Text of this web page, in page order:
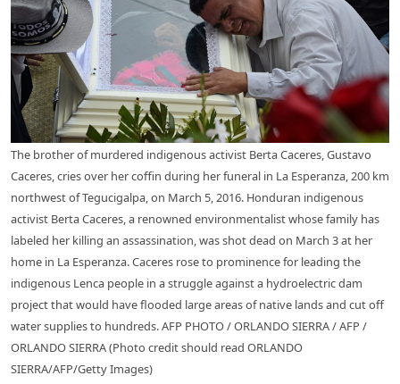
The brother of murdered indigenous activist Berta Caceres, Gustavo
Caceres, cries over her coffin during her funeral in La Esperanza, 200 km
northwest of Tegucigalpa, on March 5, 2016. Honduran indigenous
activist Berta Caceres, a renowned environmentalist whose family has
labeled her killing an assassination, was shot dead on March 3 at her
home in La Esperanza. Caceres rose to prominence for leading the
indigenous Lenca people in a struggle against a hydroelectric dam
project that would have flooded large areas of native lands and cut off
water supplies to hundreds. AFP PHOTO / ORLANDO SIERRA / AFP /
ORLANDO SIERRA (Photo credit should read ORLANDO
SIERRA/AFP/Getty Images)